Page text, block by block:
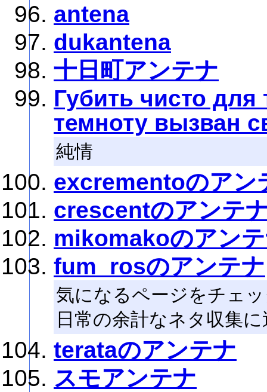
antena
dukantena
十日町アンテナ
Губить чисто для
темноту вызван
純情
excrementoのアン
crescentのアンテ
mikomakoのアン
fum_rosのアンテナ
気になるページをチェ
日常の余計なネタ収集
terataのアンテナ
スモアンテナ